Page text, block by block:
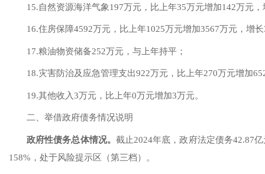
1 5.自然资源海洋气象197万元，比上年35万元增加142万元，
16.住房保障4592万元，比上年1025万元增加3567万元， 增长
1 7.粮油物资储备252万元， 与 上年持平 ；
18.灾害防治及应急管理支出922万元，比上年270万元增加
19.其他收入3万元，比上年0万元增加3万元。
二、举借政府债务情况说明
政府性债务总体情况。 截止2024年底，政府法定债务42.87
158%，处于风险提示区（第三档）。